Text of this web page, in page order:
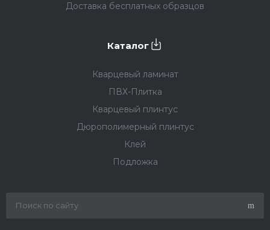
Доставка бесплатных образцов
Каталог
Кварцевый ламинат
ПВХ-Плитка
Кварцевый плинтус
Дюрополимерный плинтус
Клей
Подложка